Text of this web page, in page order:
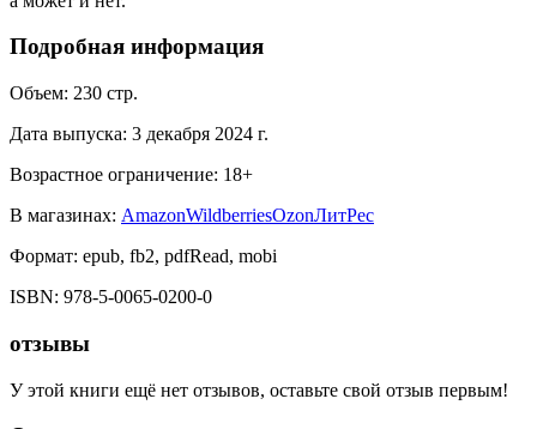
Подробная информация
Объем: 230 стр.
Дата выпуска: 3 декабря 2024 г.
Возрастное ограничение: 18+
В магазинах: AmazonWildberriesOzonЛитРес
Формат: epub, fb2, pdfRead, mobi
ISBN: 978-5-0065-0200-0
отзывы
У этой книги ещё нет отзывов, оставьте свой отзыв первым!